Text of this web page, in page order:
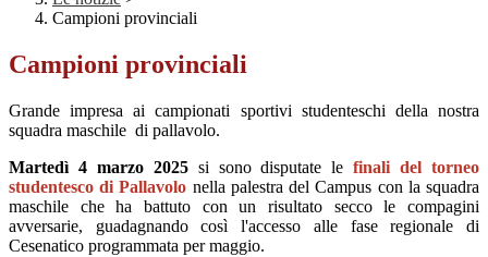
Campioni provinciali
Campioni provinciali
Grande impresa ai campionati sportivi studenteschi della nostra
squadra maschile di pallavolo.
Martedì 4 marzo 2025 si sono disputate lefinali del torneo
studentesco di Pallavolo nella palestra del Campus con la squadra
maschile che ha battuto con un risultato secco le compagini
avversarie, guadagnando così l'accesso alle fase regionale di
Cesenatico programmata per maggio.